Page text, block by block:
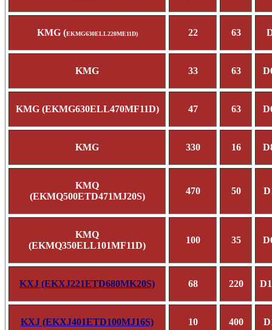
KMG (EKMG630ELL220ME11D) 22 63
KMG 33 63
KMG (EKMG630ELL470MF11D) 47 63
KMG 330 16
KMQ
(EKMQ500ETD471MJ20S)
470 50
KMQ
(EKMQ350ELL101MF11D)
100 35
KXJ (EKXJ221ETD680MK20S) 68 220
KXJ (EKXJ401ETD100MJ16S) 10 400